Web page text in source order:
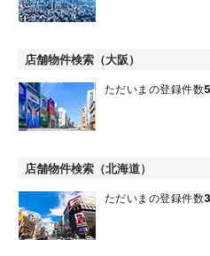
店舗物件検索（大阪）
ただいまの登録件数
店舗物件検索（北海道）
ただいまの登録件数